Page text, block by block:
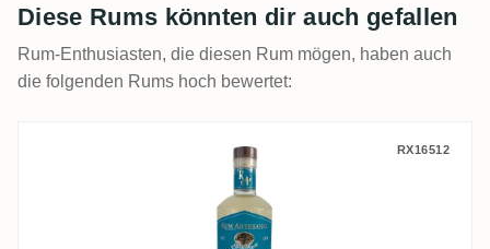
Diese Rums könnten dir auch gefallen
Rum-Enthusiasten, die diesen Rum mögen, haben auch
die folgenden Rums hoch bewertet:
Hampden Rum Artesanal ElementsRX16512